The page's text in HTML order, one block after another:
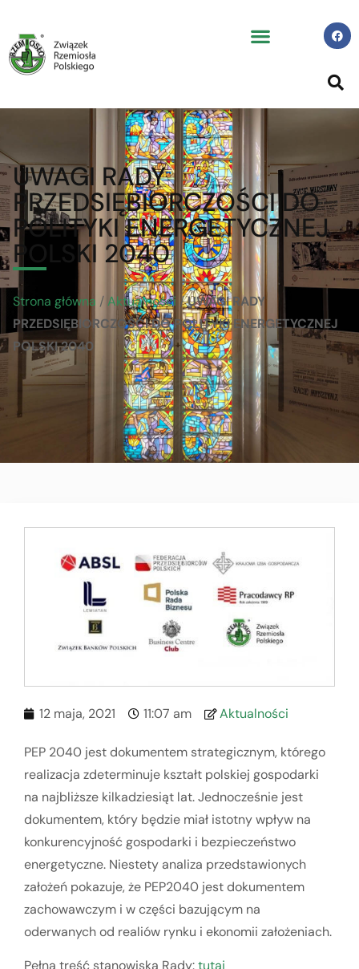
UWAGI RADY
PRZEDSIĘBIORCZOŚCI DO
POLITYKI ENERGETYCZNEJ
POLSKI 2040
Strona główna /Aktualności /UWAGI RADY
PRZEDSIĘBIORCZOŚCI DO POLITYKI ENERGETYCZNEJ
POLSKI 2040
12 maja, 2021 11:07 am Aktualności
PEP 2040 jest dokumentem strategicznym, którego
realizacja zdeterminuje kształt polskiej gospodarki
na najbliższe kilkadziesiąt lat. Jednocześnie jest
dokumentem, który będzie miał istotny wpływ na
konkurencyjność gospodarki i bezpieczeństwo
energetyczne. Niestety analiza przedstawionych
założeń pokazuje, że PEP2040 jest dokumentem
zachowawczym i w części bazującym na
oderwanych od realiów rynku i ekonomii założeniach.
Pełna treść stanowiska Rady:tutaj